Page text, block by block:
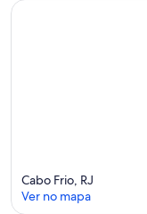
Cabo Frio, RJ
Ver no mapa